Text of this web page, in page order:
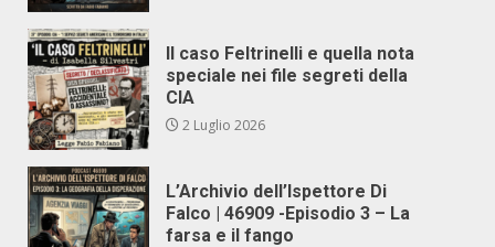
Il caso Feltrinelli e quella nota
speciale nei file segreti della
CIA
2 Luglio 2026
L’Archivio dell’Ispettore Di
Falco | 46909 -Episodio 3 – La
farsa e il fango